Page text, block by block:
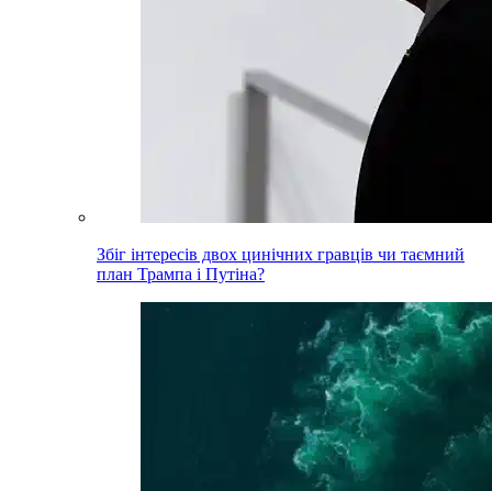
Збіг інтересів двох цинічних гравців чи таємний
план Трампа і Путіна?